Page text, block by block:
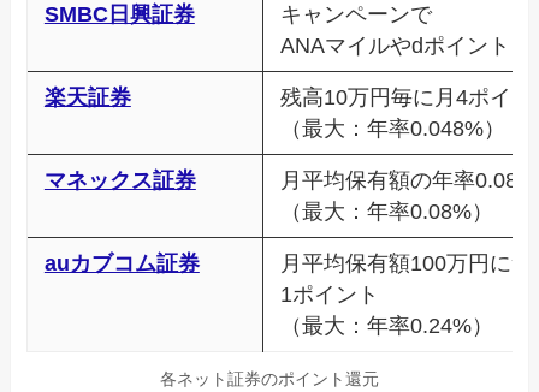
SMBC日興証券
キャンペーンで
ANAマイルやdポイント
楽天証券
残高10万円毎に月4ポイン
（最大：年率0.048%）
マネックス証券
月平均保有額の年率0.08%
（最大：年率0.08%）
auカブコム証券
月平均保有額100万円につ
1ポイント
（最大：年率0.24%）
各ネット証券のポイント還元